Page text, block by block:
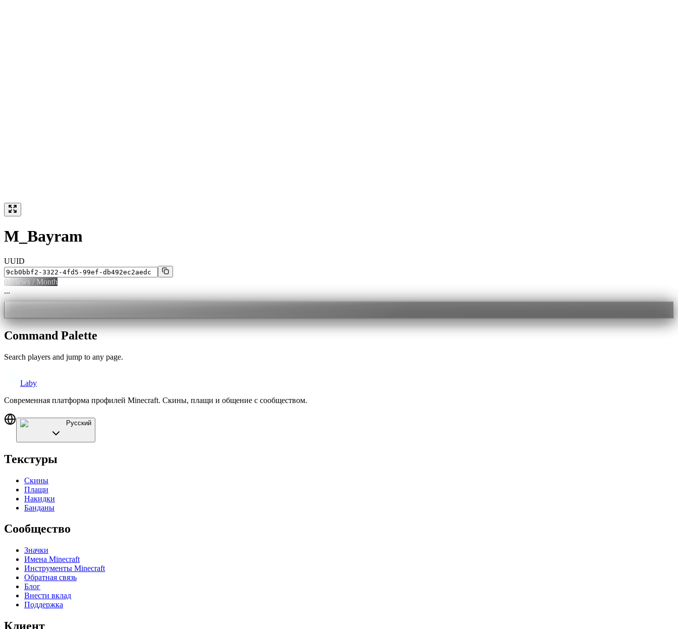
M_Bayram
UUID
0 Views / Month
...
Command Palette
Search players and jump to any page.
Laby
Современная платформа профилей Minecraft. Скины, плащи и общение с сообществом.
Русский
Текстуры
Скины
Плащи
Накидки
Банданы
Сообщество
Значки
Имена Minecraft
Инструменты Minecraft
Обратная связь
Блог
Внести вклад
Поддержка
Клиент